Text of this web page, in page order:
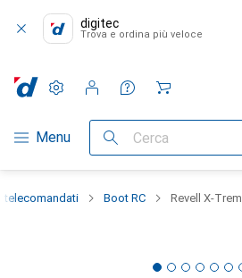
digitec
Trova e ordina più veloce
Categoria Navigazione
Menu Cerca
Impostazioni
Conto cliente
Liste di confronto
Liste dei desideri
Carrello
telecomandati Boot RC Revell X-